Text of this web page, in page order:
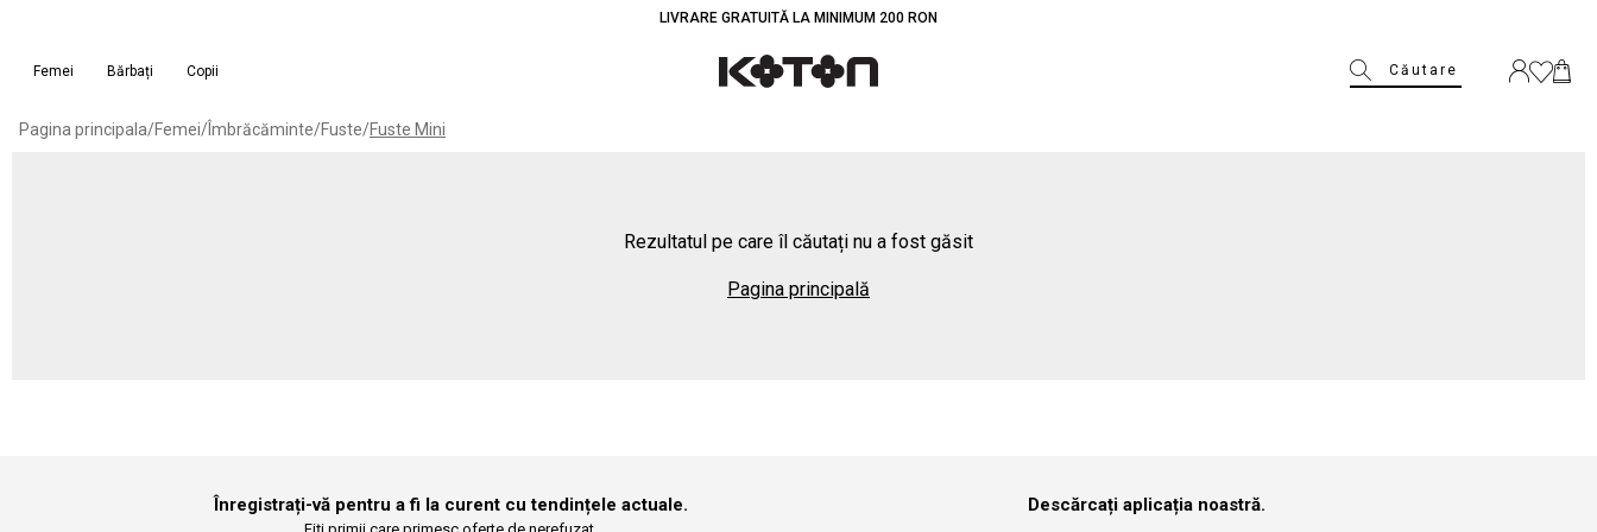
LIVRARE GRATUITĂ LA MINIMUM 200 RON
Căutare
Femei Bărbați Copii
Pagina principala/Femei/Îmbrăcăminte/Fuste/Fuste Mini
Rezultatul pe care îl căutați nu a fost găsit
Pagina principală
Înregistrați-vă pentru a fi la curent cu tendințele actuale. Descărcați aplicația noastră.